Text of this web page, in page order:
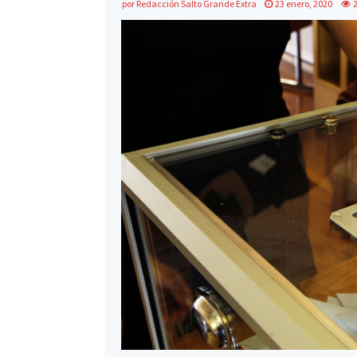
por Redacción Salto Grande Extra 23 enero, 2020